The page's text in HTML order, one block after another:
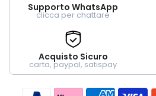
Supporto WhatsApp
clicca per chattare
Acquisto Sicuro
carta, paypal, satispay